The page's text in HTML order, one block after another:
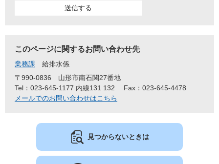
このページに関するお問い合わせ先
業務課
給排水係
〒990-0836
山形市南石関27番地
Tel：023-645-1177 内線131 132
Fax：023-645-4478
メールでのお問い合わせはこちら
見つからないときは